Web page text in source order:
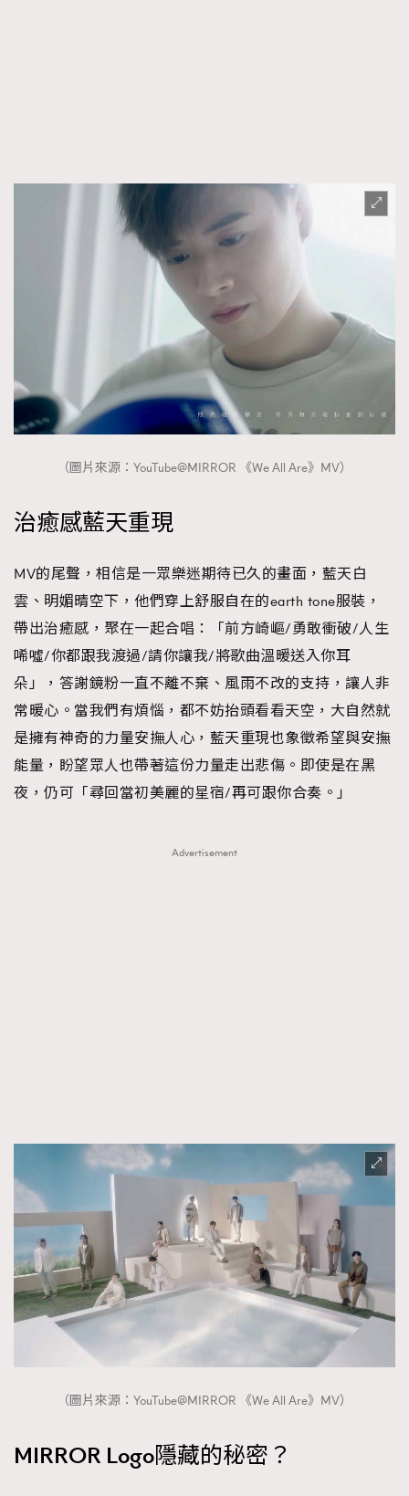
（圖片來源：YouTube@MIRROR 《We All Are》MV）
治癒感藍天重現
MV的尾聲，相信是一眾樂迷期待已久的畫面，藍天白
雲、明媚晴空下，他們穿上舒服自在的earth tone服裝，
帶出治癒感，聚在一起合唱：「前方崎嶇/勇敢衝破/人生
唏噓/你都跟我渡過/請你讓我/將歌曲溫暖送入你耳
朵」，答謝鏡粉一直不離不棄、風雨不改的支持，讓人非
常暖心。當我們有煩惱，都不妨抬頭看看天空，大自然就
是擁有神奇的力量安撫人心，藍天重現也象徵希望與安撫
能量，盼望眾人也帶著這份力量走出悲傷。即使是在黑
夜，仍可「尋回當初美麗的星宿/再可跟你合奏。」
Advertisement
（圖片來源：YouTube@MIRROR 《We All Are》MV）
MIRROR Logo隱藏的秘密？